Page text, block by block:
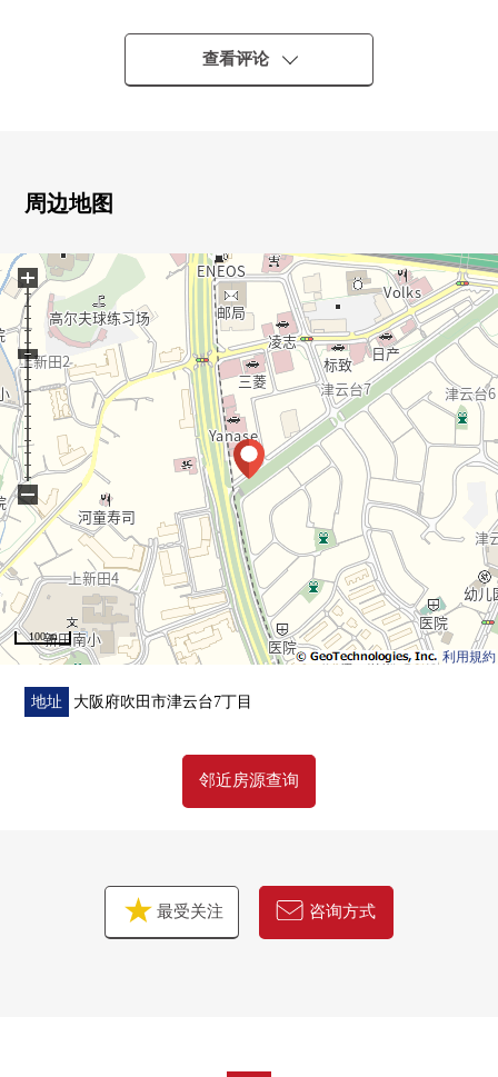
○ 光照，风景关于适合最上階东南的角部屋住戸良好。
○ 是在82.67平米4LDK栋中最广阔的户型型。
○ 内装烤炉有
○ 在阳台洗手台有
○ 可饲养宠物(出自规章的限制有)
○ 关于翻新计划的报价，请随便命令。
～翻新履历有～
2017年5月
・厨房，浴室，厕所更换
・厨房碗橱新设
・Cross张替换
2019年
・嵌顶灯LED化(洗手间，门口，厨房)
查看评论
周边地图
利用規約
100 m
+
−
地址 大阪府吹田市津云台7丁目
邻近房源查询
最受关注 咨询方式